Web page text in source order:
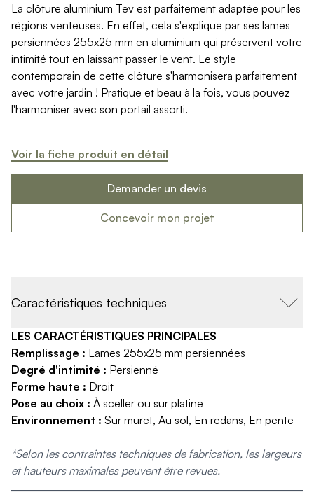
Produits > Garde-corps et rambardes > Clôtures
Produits > Garde-corps et rambardes > Aides à la montée
Produits > Garde-corps et rambardes > Séparatifs de
Produits > Pergolas > Pergolas
Produits > Pergolas > Guide de choix
Produits > Carports > Carports voiture
Produits > Carports > Guide de choix
Produits > Cuisine extérieure > Cuisine extérieure
Produits > Habillages extérieur aluminium > Habillage de
Produits > Habillages extérieur aluminium > Habillage de
Produits > Habillages extérieur aluminium > Habillage de
Produits > Habillages extérieur aluminium > Habillage de
Produits > Produits par collection > Collection Archy
Produits > Produits par collection > Collection Trady
Produits > Produits par collection > Collection Fresk
Produits > Produits par collection > Collection Bois
Produits > Produits par collection > Collection Ceklo
Produits > Coloris et décors > Coloris aluminium
Produits > Coloris et décors > Coloris aluminium ton bois
Produits > Coloris et décors > Coloris sur-mesure
Produits > Coloris et décors > Décors Fresk
Produits > Options > Poteaux
La clôture aluminium Tev est parfaitement adaptée pour les
régions venteuses. En effet, cela s'explique par ses lames
persiennées 255x25 mm en aluminium qui préservent votre
intimité tout en laissant passer le vent. Le style
contemporain de cette clôture s'harmonisera parfaitement
avec votre jardin ! Pratique et beau à la fois, vous pouvez
l'harmoniser avec son portail assorti.
Voir la fiche produit en détail
Demander un devis
Concevoir mon projet
Caractéristiques techniques
LES CARACTÉRISTIQUES PRINCIPALES
Remplissage : Lames 255x25 mm persiennées
Degré d'intimité : Persienné
Forme haute : Droit
Pose au choix : À sceller ou sur platine
Environnement : Sur muret, Au sol, En redans, En pente
*Selon les contraintes techniques de fabrication, les largeurs
et hauteurs maximales peuvent être revues.